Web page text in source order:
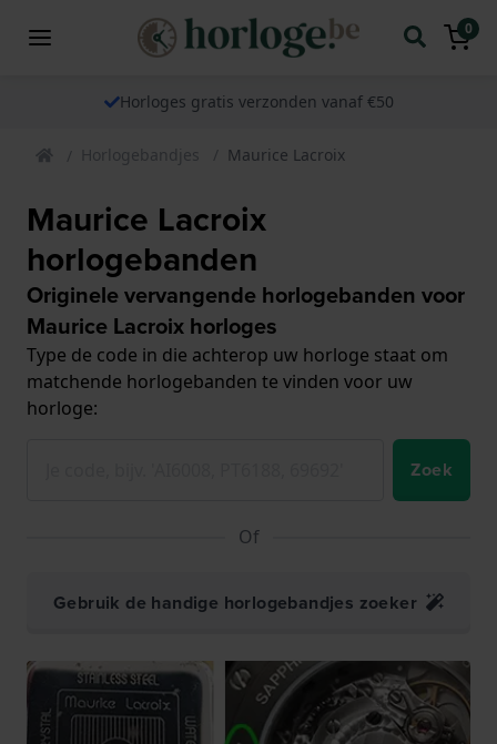
0
Horloges gratis verzonden vanaf €50
Horlogebandjes Maurice Lacroix
Maurice Lacroix
horlogebanden
Originele vervangende horlogebanden voor
Maurice Lacroix horloges
Type de code in die achterop uw horloge staat om
matchende horlogebanden te vinden voor uw
horloge:
Zoek
Of
Gebruik de handige horlogebandjes zoeker